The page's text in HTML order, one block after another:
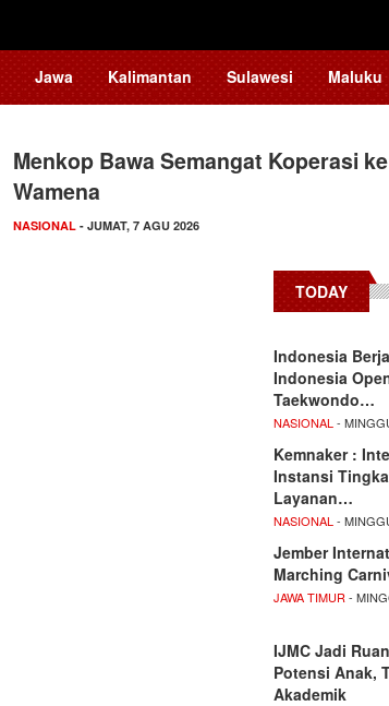
Jawa Kalimantan Sulawesi Maluku
Menkop Bawa Semangat Koperasi
Wamena
NASIONAL - JUMAT, 7 AGU 2026
TODAY
Indonesia
Indonesia
Taekwondo…
NASIONAL -
Kemnaker :
Instansi
Layanan…
NASIONAL -
Jember
Marching
JAWA TIMUR -
IJMC Jadi
Potensi Anak,
Akademik